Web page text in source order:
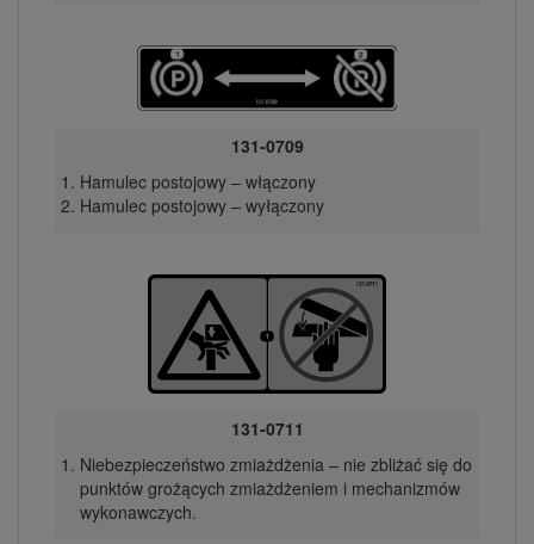
131-0709
Hamulec postojowy – włączony
Hamulec postojowy – wyłączony
131-0711
Niebezpieczeństwo zmiażdżenia – nie zbliżać się do
punktów grożących zmiażdżeniem i mechanizmów
wykonawczych.